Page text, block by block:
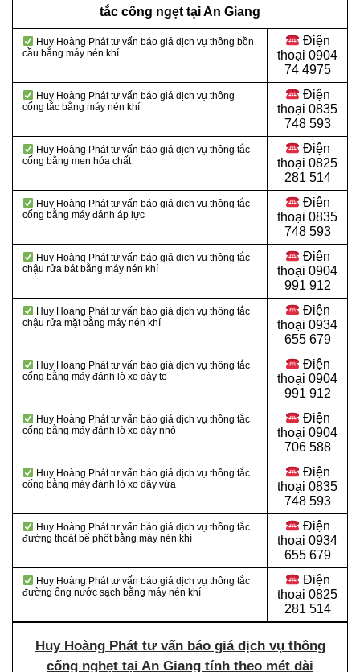
tắc cống ngẹt tại An Giang
Huy Hoàng Phát tư vấn báo giá dịch vụ thông bồn
cầu bằng máy nén khí
Điện
thoại 0904
74 4975
Huy Hoàng Phát tư vấn báo giá dịch vụ thông
cống tắc bằng máy nén khí
Điện
thoại 0835
748 593
Huy Hoàng Phát tư vấn báo giá dịch vụ thông tắc
cống bằng men hóa chất
Điện
thoại 0825
281 514
Huy Hoàng Phát tư vấn báo giá dịch vụ thông tắc
cống bằng máy đánh áp lực
Điện
thoại 0835
748 593
Huy Hoàng Phát tư vấn báo giá dịch vụ thông tắc
chậu rửa bát bằng máy nén khí
Điện
thoại 0904
991 912
Huy Hoàng Phát tư vấn báo giá dịch vụ thông tắc
chậu rửa mặt bằng máy nén khí
Điện
thoại 0934
655 679
Huy Hoàng Phát tư vấn báo giá dịch vụ thông tắc
cống bằng máy đánh lò xo dây to
Điện
thoại 0904
991 912
Huy Hoàng Phát tư vấn báo giá dịch vụ thông tắc
cống bằng máy đánh lò xo dây nhỏ
Điện
thoại 0904
706 588
Huy Hoàng Phát tư vấn báo giá dịch vụ thông tắc
cống bằng máy đánh lò xo dây vừa
Điện
thoại 0835
748 593
Huy Hoàng Phát tư vấn báo giá dịch vụ thông tắc
đường thoát bể phốt bằng máy nén khí
Điện
thoại 0934
655 679
Huy Hoàng Phát tư vấn báo giá dịch vụ thông tắc
đường ống nước sạch bằng máy nén khí
Điện
thoại 0825
281 514
Huy Hoàng Phát tư vấn báo giá dịch vụ thông
cống nghẹt tại An Giang tính theo mét dài